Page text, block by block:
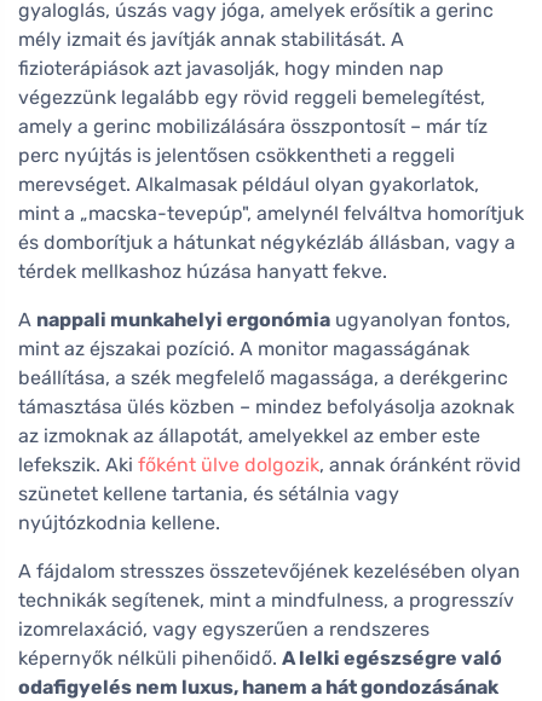
gyaloglás, úszás vagy jóga, amelyek erősítik a gerinc
mély izmait és javítják annak stabilitását. A
fizioterápiások azt javasolják, hogy minden nap
végezzünk legalább egy rövid reggeli bemelegítést,
amely a gerinc mobilizálására összpontosít – már tíz
perc nyújtás is jelentősen csökkentheti a reggeli
merevséget. Alkalmasak például olyan gyakorlatok,
mint a „macska-tevepúp", amelynél felváltva homorítjuk
és domborítjuk a hátunkat négykézláb állásban, vagy a
térdek mellkashoz húzása hanyatt fekve.
A nappali munkahelyi ergonómia ugyanolyan fontos,
mint az éjszakai pozíció. A monitor magasságának
beállítása, a szék megfelelő magassága, a derékgerinc
támasztása ülés közben – mindez befolyásolja azoknak
az izmoknak az állapotát, amelyekkel az ember este
lefekszik. Aki főként ülve dolgozik, annak óránként rövid
szünetet kellene tartania, és sétálnia vagy
nyújtózkodnia kellene.
A fájdalom stresszes összetevőjének kezelésében olyan
technikák segítenek, mint a mindfulness, a progresszív
izomrelaxáció, vagy egyszerűen a rendszeres
képernyők nélküli pihenőidő. A lelki egészségre való
odafigyelés nem luxus, hanem a hát gondozásának